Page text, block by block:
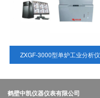
ZXGF-3000型单炉工业分析仪
鹤壁中凯仪器仪表有限公司